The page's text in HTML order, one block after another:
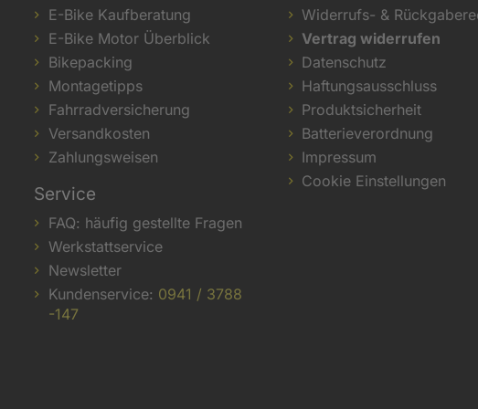
E-Bike Kaufberatung
E-Bike Motor Überblick
Bikepacking
Montagetipps
Fahrradversicherung
Versandkosten
Zahlungsweisen
Service
FAQ: häufig gestellte Fragen
Werkstattservice
Newsletter
Kundenservice: 0941 / 3788
-147
Widerrufs- &
Vertrag widerrufen
Datenschutz
Haftungsausschluss
Produktsicherheit
Batterieverordnung
Impressum
Cookie Einstellungen